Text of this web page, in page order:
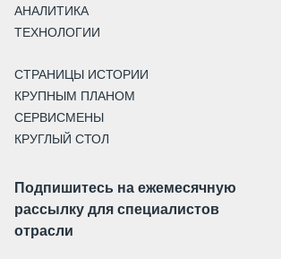
АНАЛИТИКА
ТЕХНОЛОГИИ
СТРАНИЦЫ ИСТОРИИ
КРУПНЫМ ПЛАНОМ
СЕРВИСМЕНЫ
КРУГЛЫЙ СТОЛ
Подпишитесь на ежемесячную
рассылку для специалистов
отрасли